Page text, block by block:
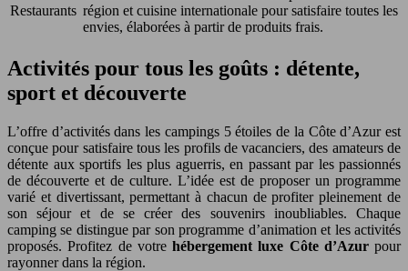
Restaurants région et cuisine internationale pour satisfaire toutes les
envies, élaborées à partir de produits frais.
Activités pour tous les goûts : détente,
sport et découverte
L’offre d’activités dans les campings 5 étoiles de la Côte d’Azur est
conçue pour satisfaire tous les profils de vacanciers, des amateurs de
détente aux sportifs les plus aguerris, en passant par les passionnés
de découverte et de culture. L’idée est de proposer un programme
varié et divertissant, permettant à chacun de profiter pleinement de
son séjour et de se créer des souvenirs inoubliables. Chaque
camping se distingue par son programme d’animation et les activités
proposés. Profitez de votre hébergement luxe Côte d’Azur pour
rayonner dans la région.